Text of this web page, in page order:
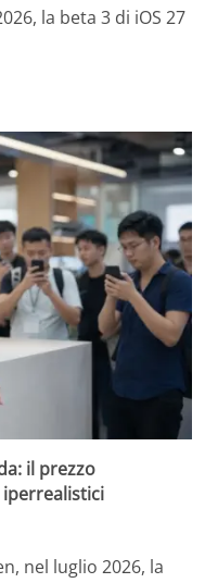
la beta 3 di iOS 27
il prezzo
nel luglio 2026, la